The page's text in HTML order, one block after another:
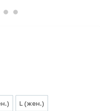
L (жен.)